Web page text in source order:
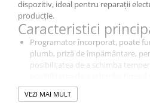
dispozitiv, ideal pentru reparații
producție.
Caracteristici
Programator încorporat, poate
plumb, priză de împământare,
posibilitatea de a schimba
stand-by sau hibernare,
înlocuirea vârfului cu o singură
VEZI MAI MULT